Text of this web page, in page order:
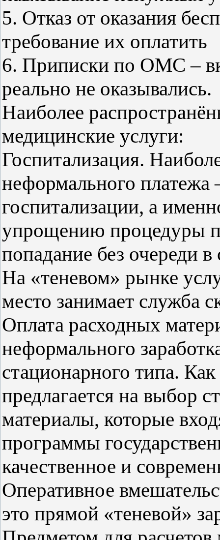
5. Отказ от оказания
требование их оплатить
6. Приписки по ОМС –
реально не оказывались.
Наиболее
медицинские услуги:
Госпитализация.
неформального платежа
госпитализации, а
упрощению процедуры
попадание без очереди
На «теневом» рынке
место занимает служба
Оплата расходных
неформального
стационарного типа.
предлагается на выбор
материалы, которые
программы
качественное и
Оперативное
это прямой «теневой»